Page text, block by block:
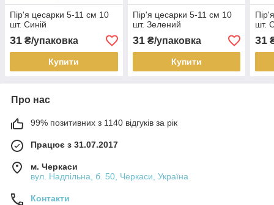
Пір'я цесарки 5-11 см 10
шт. Синій
31 ₴/упаковка
Купити
Пір'я цесарки 5-11 см 10
шт. Зелений
31₴/упаковка
Купити
шт.
31
Про нас
99% позитивних з 1140 відгуків за рік
Працює з 31.07.2017
м. Черкаси
вул. Надпільна, б. 50, Черкаси, Україна
Контакти